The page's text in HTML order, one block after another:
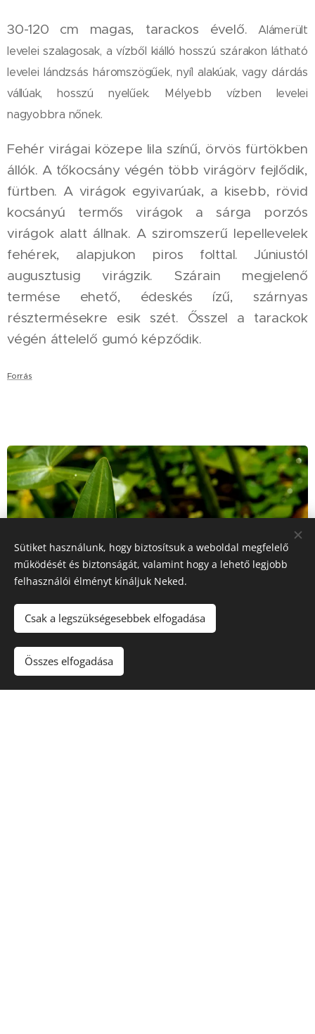
30-120 cm magas, tarackos évelő.
Alámerült
levelei szalagosak, a vízből kiálló hosszú szárakon látható
levelei lándzsás háromszögűek, nyíl alakúak, vagy dárdás
vállúak, hosszú nyelűek. Mélyebb vízben levelei
nagyobbra nőnek.
Fehér virágai közepe lila színű, örvös fürtökben
állók. A tőkocsány végén több virágörv fejlődik,
fürtben. A virágok egyivarúak, a kisebb, rövid
kocsányú termős virágok a sárga porzós
virágok alatt állnak. A sziromszerű lepellevelek
fehérek, alapjukon piros folttal. Júniustól
augusztusig virágzik. Szárain megjelenő
termése ehető, édeskés ízű, szárnyas
résztermésekre esik szét. Ősszel a tarackok
végén áttelelő gumó képződik.
Forrás
Sütiket használunk, hogy biztosítsuk a weboldal megfelelő
működését és biztonságát, valamint hogy a lehető legjobb
felhasználói élményt kínáljuk Neked.
Csak a legszükségesebbek elfogadása
Összes elfogadása